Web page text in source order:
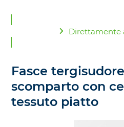
Direttamente
Fasce
scomparto con
tessuto piatto